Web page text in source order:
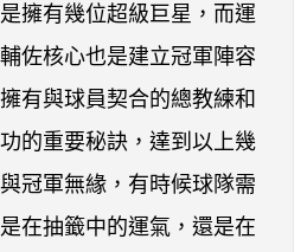
擁有幾位超級巨星，而運
佐核心也是建立冠軍陣容
有與球員契合的總教練和
的重要秘訣，達到以上幾
冠軍無緣，有時候球隊需
在抽籤中的運氣，還是在